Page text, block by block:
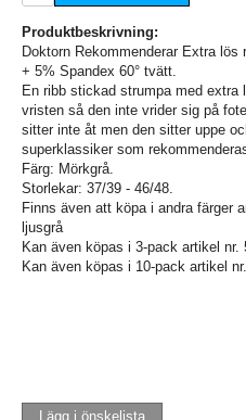
Produktbeskrivning:
Doktorn Rekommenderar Extra
+ 5% Spandex 60° tvätt.
En ribb stickad strumpa med extra
vristen så den inte vrider sig på
sitter inte åt men den sitter uppe
superklassiker som
Färg: Mörkgrå.
Storlekar: 37/39 - 46/48.
Finns även att köpa i andra färger
ljusgrå
Kan även köpas i 3-pack artikel nr.
Kan även köpas i 10-pack artikel nr.
Lägg i önskelista